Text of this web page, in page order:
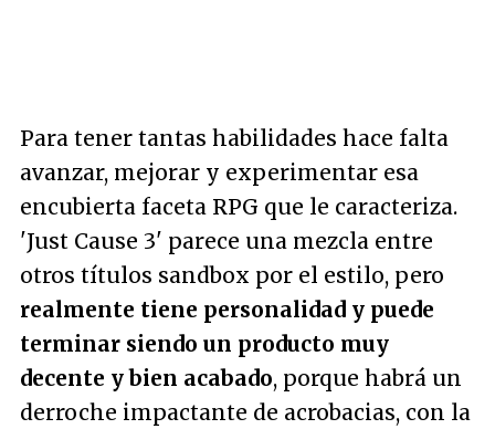
Para tener tantas habilidades hace falta
avanzar, mejorar y experimentar esa
encubierta faceta RPG que le caracteriza.
'Just Cause 3' parece una mezcla entre
otros títulos sandbox por el estilo, pero
realmente tiene personalidad y puede
terminar siendo un producto muy
decente y bien acabado, porque habrá un
derroche impactante de acrobacias, con la